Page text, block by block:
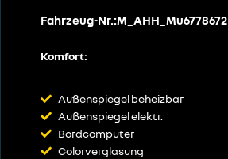
Fahrzeug-Nr.:M_AHH_Mu6778672
Komfort:
Außenspiegel beheizbar
Außenspiegel elektr.
Bordcomputer
Colorverglasung